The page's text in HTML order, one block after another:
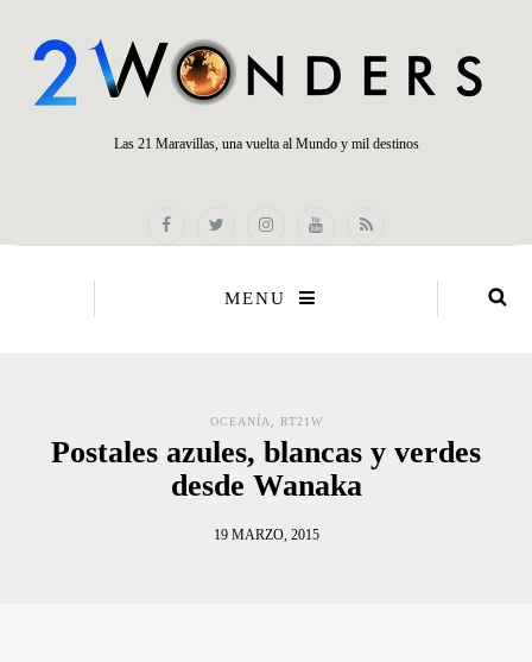
Las 21 Maravillas, una vuelta al Mundo y mil destinos
MENU
OCEANÍA RT21W
Postales azules, blancas y verdes
desde Wanaka
19 MARZO, 2015